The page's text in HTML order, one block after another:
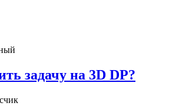
задачу на 3D DP?